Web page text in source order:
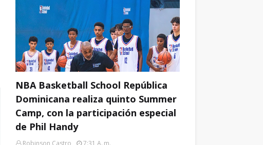
NBA Basketball School República
Dominicana realiza quinto Summer
Camp, con la participación especial
de Phil Handy
Robinson Castro 7:31 A. M.